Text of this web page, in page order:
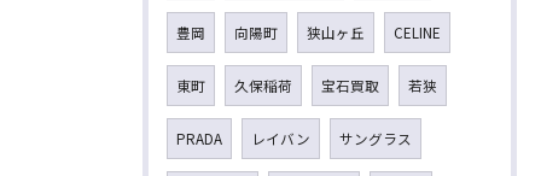
豊岡 向陽町 狭山ヶ丘 CELINE
東町 久保稲荷 宝石買取 若狭
PRADA レイバン サングラス